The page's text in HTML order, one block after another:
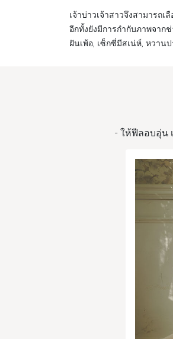
เจ้าบ่าวเจ้าสาวจึงสามารถ
อีกทั้งยังมีการกำกับภาพจาก
ฝันเพ้อ, เซ็กซี่มีสเน่ห์, หวาน
- ให้ฟีลอบอุ่น